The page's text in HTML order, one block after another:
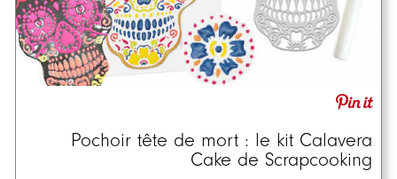
Pochoir tête de mort : le kit Calavera
Cake de Scrapcooking